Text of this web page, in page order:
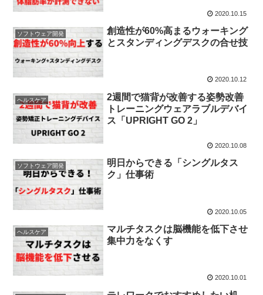
2020.10.15
ソフトウェア開発
創造性が60%高まるウォーキング
とスタンディングデスクの合せ技
2020.10.12
ヘルスケア
2週間で猫背が改善する姿勢改善
トレーニングウェアラブルデバイ
ス「UPRIGHT GO 2」
2020.10.08
ソフトウェア開発
明日からできる「シングルタス
ク」仕事術
2020.10.05
ヘルスケア
マルチタスクは脳機能を低下させ
集中力をなくす
2020.10.01